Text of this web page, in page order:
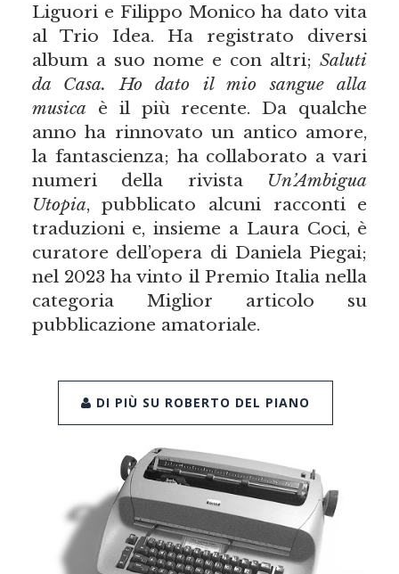
Liguori e Filippo Monico ha dato vita
al Trio Idea. Ha registrato diversi
album a suo nome e con altri;Saluti
da Casa. Ho dato il mio sangue alla
musica è il più recente. Da qualche
anno ha rinnovato un antico amore,
la fantascienza; ha collaborato a vari
numeri della rivista Un’Ambigua
Utopia, pubblicato alcuni racconti e
traduzioni e, insieme a Laura Coci, è
curatore dell’opera di Daniela Piegai;
nel 2023 ha vinto il Premio Italia nella
categoria Miglior articolo su
pubblicazione amatoriale.
DI PIÙ SU ROBERTO DEL PIANO